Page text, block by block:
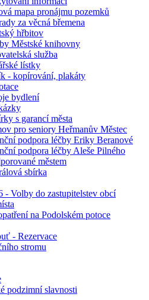
mapa pronájmu pozemků
za věcná břemena
hřbitov
Městské knihovny
služba
lístky
- kopírování, plakáty
bydlení
s garancí města
pro seniory Heřmanův Městec
podpora léčby Eriky Beranové
podpora léčby Aleše Pilného
městem
sbírka
- Volby do zastupitelstev obcí
na Podolském potoce
- Rezervace
stromu
podzimní slavnosti